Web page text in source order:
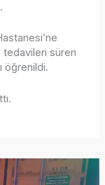
tedavileri süren
öğrenildi.